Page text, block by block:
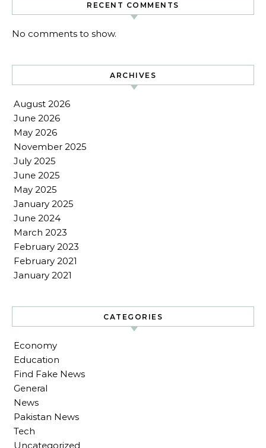
RECENT COMMENTS
No comments to show.
ARCHIVES
August 2026
June 2026
May 2026
November 2025
July 2025
June 2025
May 2025
January 2025
June 2024
March 2023
February 2023
February 2021
January 2021
CATEGORIES
Economy
Education
Find Fake News
General
News
Pakistan News
Tech
Uncategorized